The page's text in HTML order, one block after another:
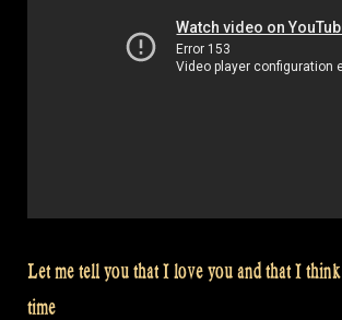
Let me tell you that I love you and that I
time